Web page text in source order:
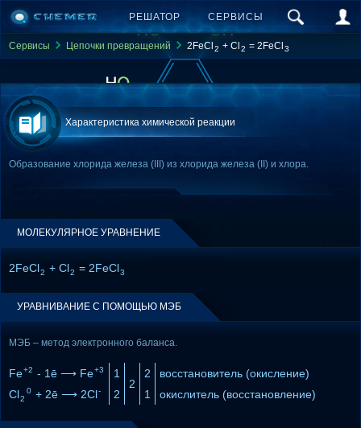
РЕШАТОР СЕРВИСЫ
Сервисы Цепочки превращений 2FeCl 2 + Cl 2 = 2FeCl 3
Характеристика химической реакции
Образование хлорида железа (III) из хлорида железа (II) и хлора.
МОЛЕКУЛЯРНОЕ УРАВНЕНИЕ
2FeCl2 + Cl2 = 2FeCl3
УРАВНИВАНИЕ С ПОМОЩЬЮ МЭБ
МЭБ – метод электронного баланса.
Fe+2 - 1ē ⟶ Fe+3
1
2
2
восстановитель (окисление)
Cl2
0 + 2ē ⟶ 2Cl- 2 1 окислитель (восстановление)